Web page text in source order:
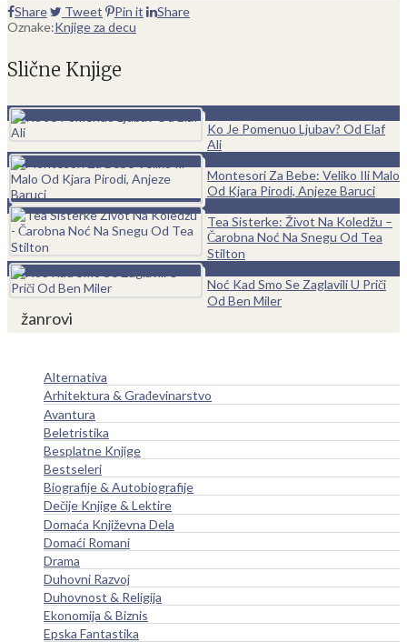
Share Tweet Pin it
Share
Oznake:Knjige za decu
Slične Knjige
Ko Je Pomenuo Ljubav? Od Elaf
Ali
Montesori Za Bebe: Veliko Ili Malo
Od Kjara Pirodi, Anjeze Baruci
Tea Sisterke: Život Na Koledžu –
Čarobna Noć Na Snegu Od Tea
Stilton
Noć Kad Smo Se Zaglavili U Priči
Od Ben Miler
žanrovi
Alternativa
Arhitektura & Građevinarstvo
Avantura
Beletristika
Besplatne Knjige
Bestseleri
Biografije & Autobiografije
Dečije Knjige & Lektire
Domaća Književna Dela
Domaći Romani
Drama
Duhovni Razvoj
Duhovnost & Religija
Ekonomija & Biznis
Epska Fantastika